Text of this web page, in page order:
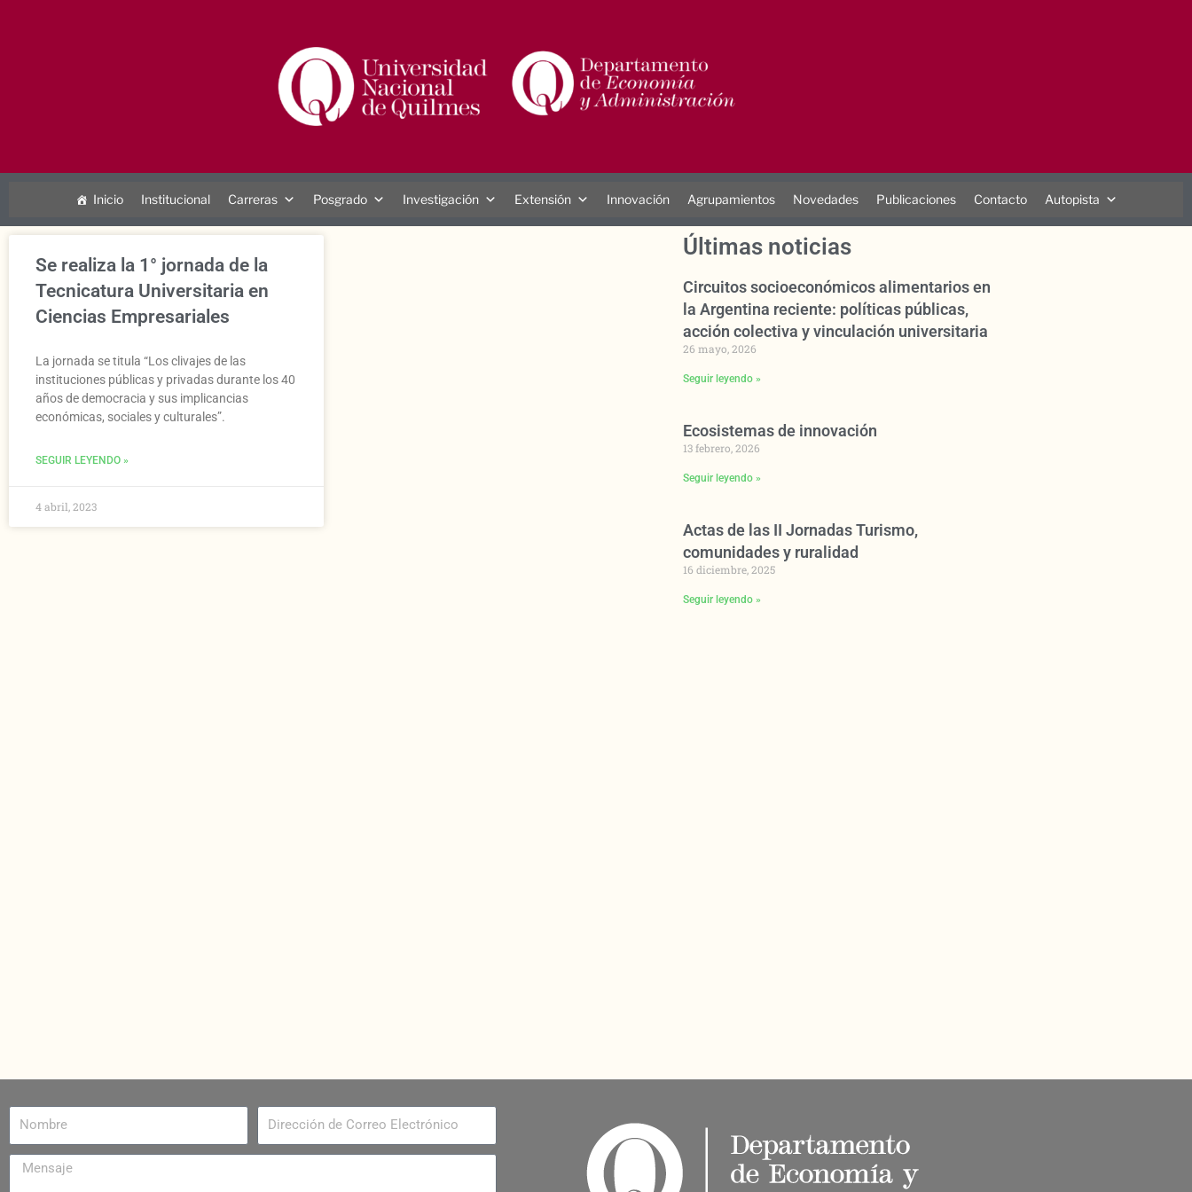
Inicio Institucional Carreras Posgrado Investigación Extensión Innovación Agrupamientos Novedades Publicaciones Contacto Autopista
Se realiza la 1° jornada de la
Tecnicatura Universitaria en
Ciencias Empresariales
La jornada se titula “Los clivajes de las
instituciones públicas y privadas durante los 40
años de democracia y sus implicancias
económicas, sociales y culturales”.
SEGUIR LEYENDO »
4 abril, 2023
Últimas noticias
Circuitos socioeconómicos alimentarios en
la Argentina reciente: políticas públicas,
acción colectiva y vinculación universitaria
26 mayo, 2026
Seguir leyendo »
Ecosistemas de innovación
13 febrero, 2026
Seguir leyendo »
Actas de las II Jornadas Turismo,
comunidades y ruralidad
16 diciembre, 2025
Seguir leyendo »